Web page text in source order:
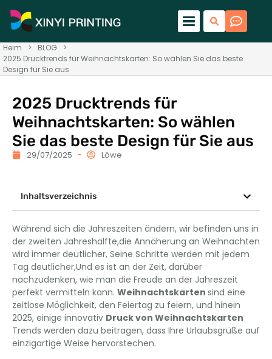
Heim > BLOG
>
2025 Drucktrends für Weihnachtskarten: So wählen Sie das beste
Design für Sie aus
2025 Drucktrends für
Weihnachtskarten: So wählen
Sie das beste Design für Sie aus
29/07/2025 Löwe
Inhaltsverzeichnis
Während sich die Jahreszeiten ändern, wir befinden uns in
der zweiten Jahreshälfte,die Annäherung an Weihnachten
wird immer deutlicher, Seine Schritte werden mit jedem
Tag deutlicher,Und es ist an der Zeit, darüber
nachzudenken, wie man die Freude an der Jahreszeit
perfekt vermitteln kann. Weihnachtskarten sind eine
zeitlose Möglichkeit, den Feiertag zu feiern, und hinein
2025, einige innovativ Druck von Weihnachtskarten
Trends werden dazu beitragen, dass Ihre Urlaubsgrüße auf
einzigartige Weise hervorstechen.